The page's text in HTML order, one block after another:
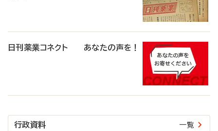
日刊薬業コネクト あなたの声を！
行政資料 一覧